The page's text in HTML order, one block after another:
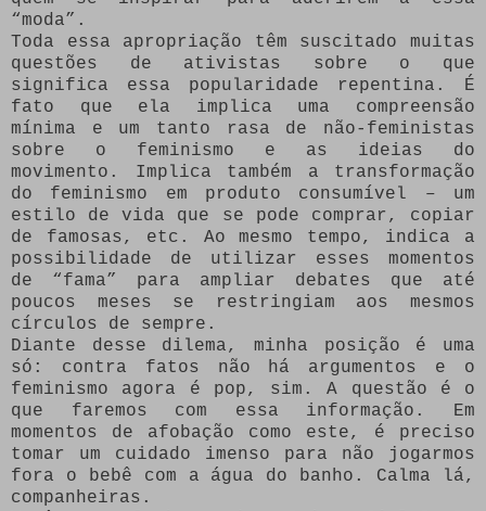
“moda”.
Toda essa apropriação têm suscitado muitas
questões de ativistas sobre o que
significa essa popularidade repentina. É
fato que ela implica uma compreensão
mínima e um tanto rasa de não-feministas
sobre o feminismo e as ideias do
movimento. Implica também a transformação
do feminismo em produto consumível – um
estilo de vida que se pode comprar, copiar
de famosas, etc. Ao mesmo tempo, indica a
possibilidade de utilizar esses momentos
de “fama” para ampliar debates que até
poucos meses se restringiam aos mesmos
círculos de sempre.
Diante desse dilema, minha posição é uma
só: contra fatos não há argumentos e o
feminismo agora é pop, sim. A questão é o
que faremos com essa informação. Em
momentos de afobação como este, é preciso
tomar um cuidado imenso para não jogarmos
fora o bebê com a água do banho. Calma lá,
companheiras.